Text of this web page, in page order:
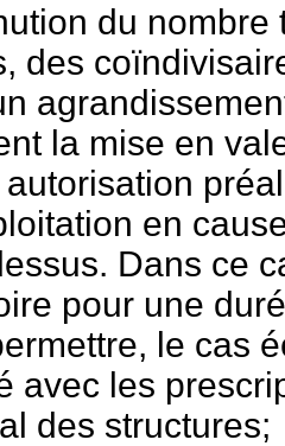
du
des
la mise en
en
Dans ce
pour une
le cas
avec les
des structures;